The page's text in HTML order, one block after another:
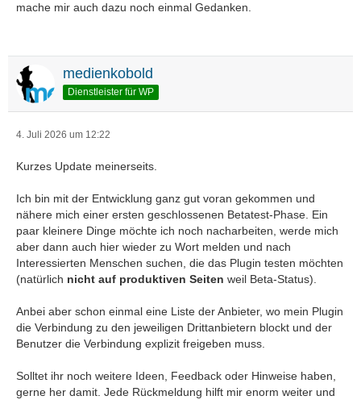
mache mir auch dazu noch einmal Gedanken.
medienkobold
Dienstleister für WP
4. Juli 2026 um 12:22
Kurzes Update meinerseits.
Ich bin mit der Entwicklung ganz gut voran gekommen und
nähere mich einer ersten geschlossenen Betatest-Phase. Ein
paar kleinere Dinge möchte ich noch nacharbeiten, werde mich
aber dann auch hier wieder zu Wort melden und nach
Interessierten Menschen suchen, die das Plugin testen möchten
(natürlich nicht auf produktiven Seiten weil Beta-Status).
Anbei aber schon einmal eine Liste der Anbieter, wo mein Plugin
die Verbindung zu den jeweiligen Drittanbietern blockt und der
Benutzer die Verbindung explizit freigeben muss.
Solltet ihr noch weitere Ideen, Feedback oder Hinweise haben,
gerne her damit. Jede Rückmeldung hilft mir enorm weiter und